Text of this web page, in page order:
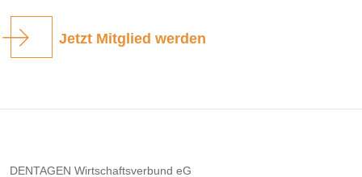
Jetzt Mitglied werden
DENTAGEN Wirtschaftsverbund eG